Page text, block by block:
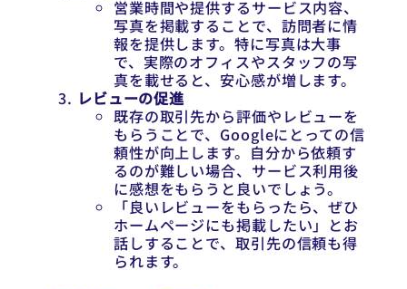
営業時間や提供するサービス内容、
写真を掲載することで、訪問者に情
報を提供します。特に写真は大事
で、実際のオフィスやスタッフの写
真を載せると、安心感が増します。
レビューの促進
既存の取引先から評価やレビューを
もらうことで、Googleにとっての信
頼性が向上します。自分から依頼す
るのが難しい場合、サービス利用後
に感想をもらうと良いでしょう。
「良いレビューをもらったら、ぜひ
ホームページにも掲載したい」とお
話しすることで、取引先の信頼も得
られます。